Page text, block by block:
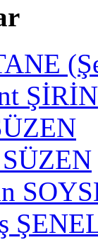
ŞİRİN